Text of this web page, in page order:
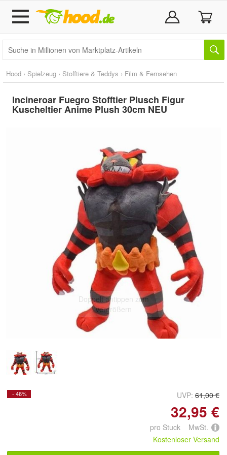
Hood › Spielzeug › Stofftiere & Teddys › Film & Fernsehen
Incineroar Fuegro Stofftier Plusch Figur
Kuscheltier Anime Plush 30cm NEU
Doppelt antippen zum
vergrößern
- 46% UVP: 61,00 €
32,95 €
pro Stuck MwSt.
Kostenloser Versand